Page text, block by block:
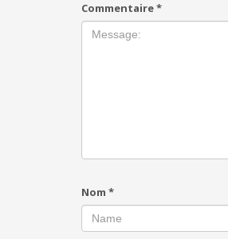
Commentaire*
Nom *